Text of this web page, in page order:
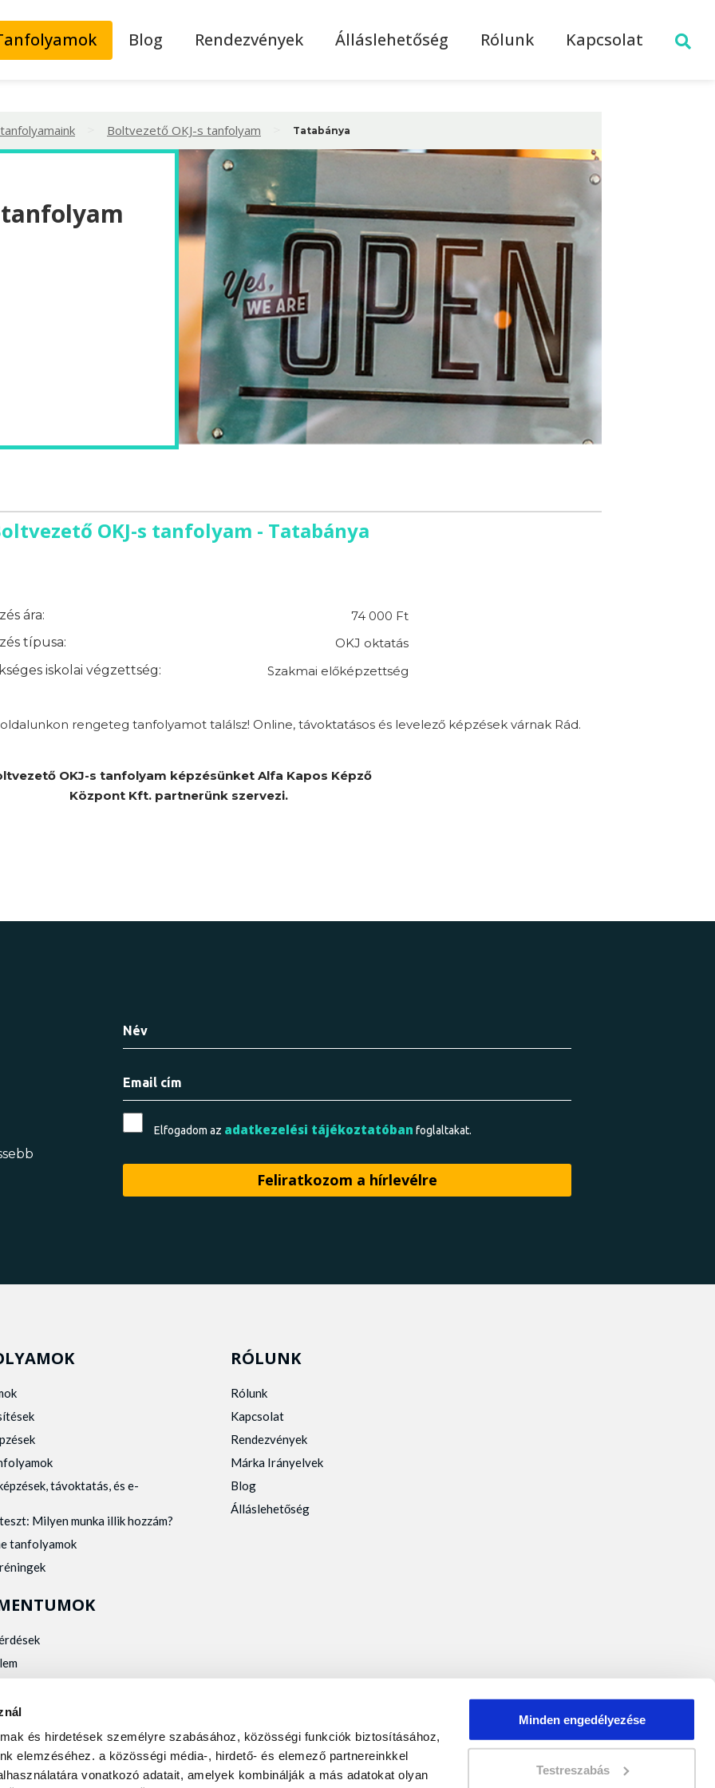
és hirdetések személyre szabásához, közösségi funkciók biztosításához,
elemzéséhez. a közösségi média-, hirdető- és elemező partnereinkkel
vonatkozó adatait, amelyek kombinálják a más adatokat olyan
Minden engedélyezése
Testreszabás
Blog Rendezvények Álláslehetőség Rólunk Kapcsolat
Boltvezető OKJ-s tanfolyam Tatabánya
tanfolyam
OKJ-s tanfolyam - Tatabánya
ára:
74 000 Ft
típusa:
OKJ oktatás
iskolai végzettség:
Szakmai előképzettség
rengeteg tanfolyamot találsz! Online, távoktatásos és levelező képzések várnak Rád.
OKJ-s tanfolyam képzésünket Alfa Kapos Képző
Központ Kft. partnerünk szervezi.
Elfogadom az adatkezelési tájékoztatóban foglaltakat.
távoktatás, és e-
Milyen munka illik hozzám?
tanfolyamok
RÓLUNK
Rólunk
Kapcsolat
Rendezvények
Márka Irányelvek
Blog
Álláslehetőség